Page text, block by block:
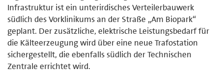
Infrastruktur ist ein unterirdisches Verteilerbauwerk
südlich des Vorklinikums an der Straße „Am Biopark“
geplant. Der zusätzliche, elektrische Leistungsbedarf für
die Kälteerzeugung wird über eine neue Trafostation
sichergestellt, die ebenfalls südlich der Technischen
Zentrale errichtet wird.